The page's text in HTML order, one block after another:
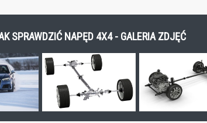
SPRAWDZIĆ NAPĘD 4X4 - GALERIA ZDJĘĆ